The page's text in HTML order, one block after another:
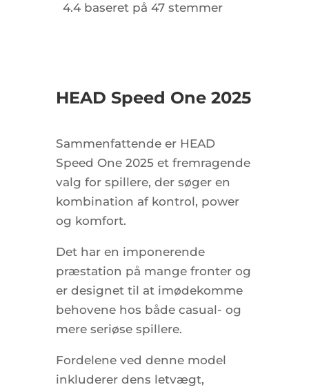
4.4 baseret på 47 stemmer
HEAD Speed One 2025
Sammenfattende er HEAD
Speed One 2025 et fremragende
valg for spillere, der søger en
kombination af kontrol, power
og komfort.
Det har en imponerende
præstation på mange fronter og
er designet til at imødekomme
behovene hos både casual- og
mere seriøse spillere.
Fordelene ved denne model
inkluderer dens letvægt,